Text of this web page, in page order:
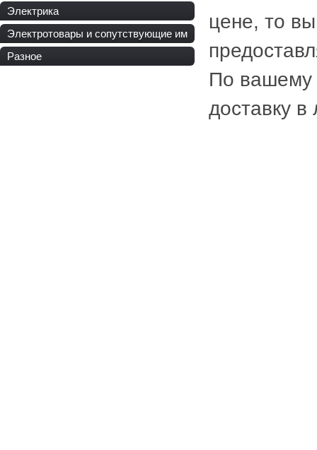
Электрика
Электротовары и сопутствующие им
Разное
цене, то
По вашему
доставку в